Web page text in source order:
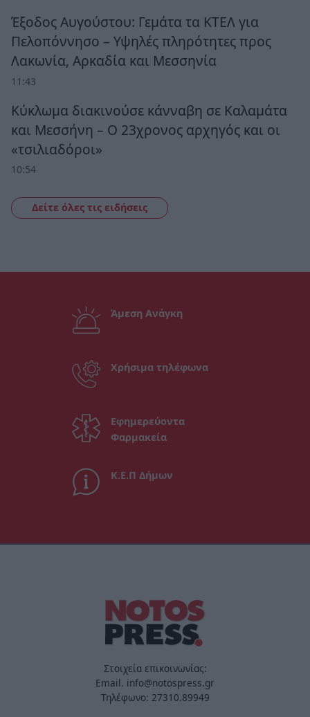
Έξοδος Αυγούστου: Γεμάτα τα ΚΤΕΛ για
Πελοπόννησο – Υψηλές πληρότητες προς
Λακωνία, Αρκαδία και Μεσσηνία
11:43
Κύκλωμα διακινούσε κάνναβη σε Καλαμάτα
και Μεσσήνη – Ο 23χρονος αρχηγός και οι
«τσιλιαδόροι»
10:54
Δείτε όλες τις ειδήσεις
Άμεση Ανάγκη
Χρήσιμα τηλέφωνα
Εφημερεύοντα
Φαρμακεία
Κ.Ε.Π Δήμων
Στοιχεία επικοινωνίας:
Email. info@notospress.gr
Τηλέφωνο: 27310.89949